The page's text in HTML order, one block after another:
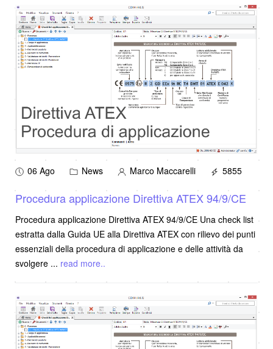
06 Ago News Marco Maccarelli 5855
Procedura applicazione Direttiva ATEX 94/9/CE
Procedura applicazione Direttiva ATEX 94/9/CE Una check list
estratta dalla Guida UE alla Direttiva ATEX con rilievo dei punti
essenziali della procedura di applicazione e delle attività da
svolgere ... read more..